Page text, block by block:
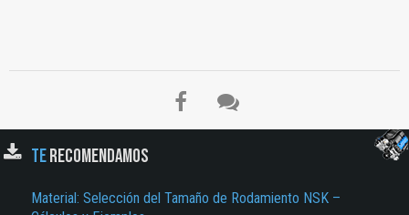
TERECOMENDAMOS
Material: Selección del Tamaño de Rodamiento NSK –